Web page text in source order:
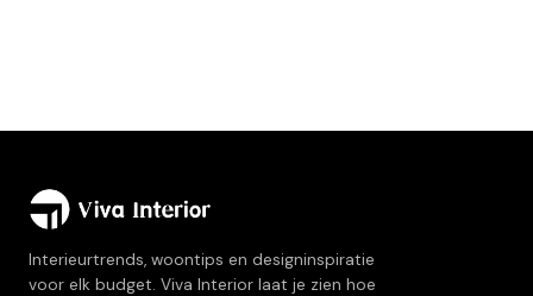
Interieurtrends, woontips en designinspiratie
voor elk budget. Viva Interior laat je zien hoe